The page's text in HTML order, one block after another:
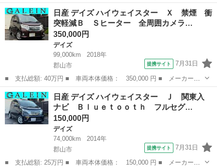
名： 日産 ■ 車種名： デイズルークス ■ グレード名： Ｘ 全
周囲カメラ 両側スライド・片側電動 衝突被害軽減システム スマ
ートキー アイド...
福島 南相馬市 デイズ
日産 デイズ ハイウェイスター Ｘ 禁煙 衝
突軽減Ｂ Ｓヒーター 全周囲カメラ…
350,000円
デイズ
99,000km
2018年
郡山市
提携サイト 7月31日
■ 支払総額: 40万円 ■ 車両本体価格： 350,000 円 ■ メーカー
名： 日産 ■ 車種名： デイズ ■ グレード名： ハイウェイスタ
ー Ｘ 禁煙 衝突軽減Ｂ Ｓヒーター 全周囲カメラ ドラレコ
Ｂカメ Ａライト...
福島 郡山市 デイズ
日産 デイズ ハイウェイスター Ｊ 関東入
ナビ Ｂｌｕｅｔｏｏｔｈ フルセグ…
150,000円
デイズ
74,000km
2014年
郡山市
提携サイト 7月31日
■ 支払総額: 25万円 ■ 車両本体価格： 150,000 円 ■ メーカー